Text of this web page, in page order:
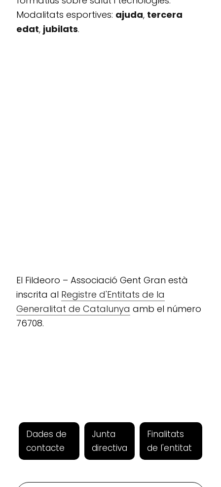
Modalitats esportives: ajuda, tercera
edat, jubilats.
El Fildeoro – Associació Gent Gran està
inscrita al Registre d'Entitats de la
Generalitat de Catalunya amb el número
76708.
Dades de
contacte
Junta
directiva
Finalitats
de l'entitat